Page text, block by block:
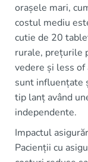
orașele mari,
costul mediu
cutie de 20
rurale, prețurile
vedere și less
sunt influențate
tip lanț având
independente.
Impactul
Pacienții cu